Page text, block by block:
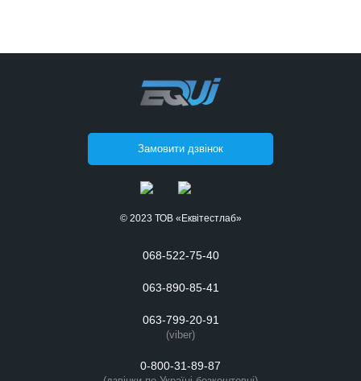
Замовити дзвінок
© 2023 ТОВ «Еквітестлаб»
068-522-75-40
063-890-85-41
063-799-20-91
(viber)
0-800-31-89-87